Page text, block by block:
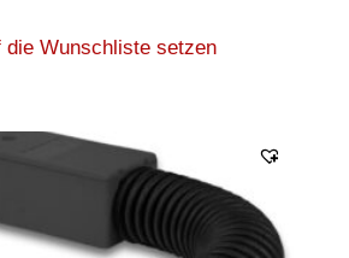
die Wunschliste setzen